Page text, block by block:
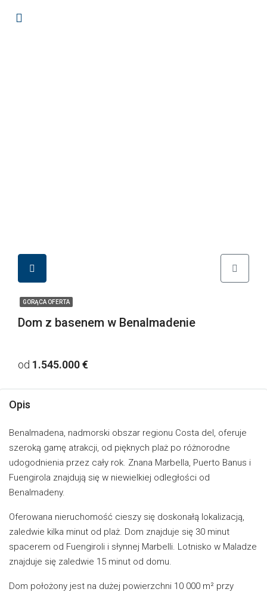
GORĄCA OFERTA
Dom z basenem w Benalmadenie
od 1.545.000 €
Opis
Benalmadena, nadmorski obszar regionu Costa del, oferuje
szeroką gamę atrakcji, od pięknych plaż po różnorodne
udogodnienia przez cały rok. Znana Marbella, Puerto Banus i
Fuengirola znajdują się w niewielkiej odległości od
Benalmadeny.
Oferowana nieruchomość cieszy się doskonałą lokalizacją,
zaledwie kilka minut od plaż. Dom znajduje się 30 minut
spacerem od Fuengiroli i słynnej Marbelli. Lotnisko w Maladze
znajduje się zaledwie 15 minut od domu.
Dom położony jest na dużej powierzchni 10 000 m² przy